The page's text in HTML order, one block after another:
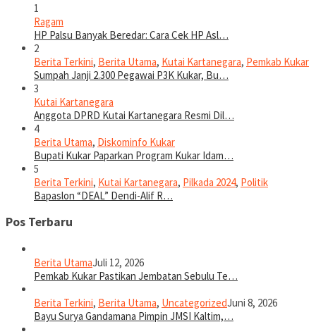
1
Ragam
HP Palsu Banyak Beredar: Cara Cek HP Asl…
2
Berita Terkini, Berita Utama, Kutai Kartanegara, Pemkab Kukar
Sumpah Janji 2.300 Pegawai P3K Kukar, Bu…
3
Kutai Kartanegara
Anggota DPRD Kutai Kartanegara Resmi Dil…
4
Berita Utama, Diskominfo Kukar
Bupati Kukar Paparkan Program Kukar Idam…
5
Berita Terkini, Kutai Kartanegara, Pilkada 2024, Politik
Bapaslon “DEAL” Dendi-Alif R…
Pos Terbaru
Berita UtamaJuli 12, 2026
Pemkab Kukar Pastikan Jembatan Sebulu Te…
Berita Terkini, Berita Utama, UncategorizedJuni 8, 2026
Bayu Surya Gandamana Pimpin JMSI Kaltim,…